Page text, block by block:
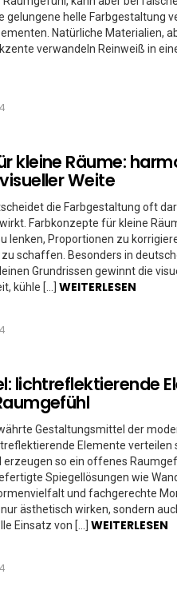
gelungene helle Farbgestaltung
Natürliche Materialien,
verwandeln Reinweiß in
kleine Räume:
Weite
die Farbgestaltung oft
Farbkonzepte für kleine
lenken, Proportionen zu
schaffen. Besonders in
Grundrissen gewinnt die
kühle […] WEITERLESEN
lichtreflektierende
Gestaltungsmittel der
Elemente verteilen
erzeugen so ein offenes
Spiegellösungen wie
und fachgerechte
ästhetisch wirken, sondern
Einsatz von […] WEITERLESEN